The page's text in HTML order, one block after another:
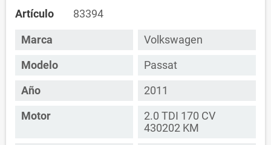
Artículo 83394
Marca
Volkswagen
Modelo
Passat
Año
2011
Motor
2.0 TDI 170 CV
430202 KM